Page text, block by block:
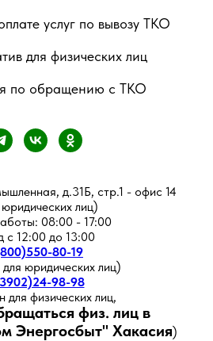
услуг по вывозу ТКО
для физических лиц
по обращению с ТКО
д.31Б, стр.1 - офис 14
лиц)
08:00 - 17:00
с 12:00 до 13:00
80-19
юридических лиц)
98-98
для физических лиц,
физ. лиц в
Энергосбыт" Хакасия)